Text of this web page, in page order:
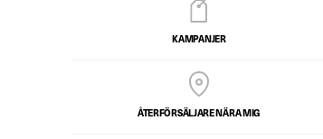
KAMPANJER
ÅTERFÖRSÄLJARE NÄRA MIG